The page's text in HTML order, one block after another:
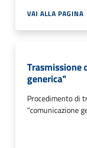
VAI ALLA PAGINA
Trasmissione
generica"
Procedimento di
"comunicazione